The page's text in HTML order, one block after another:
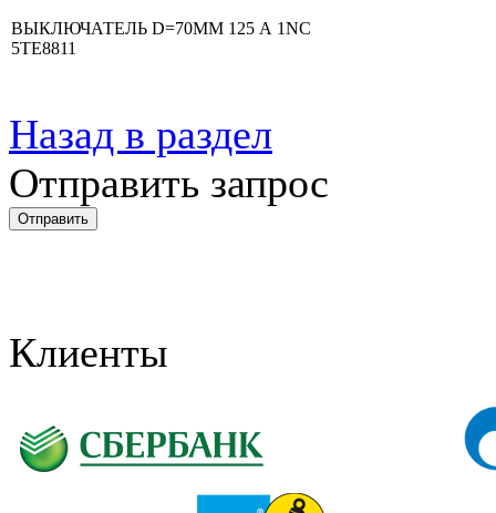
ВЫКЛЮЧАТЕЛЬ D=70ММ 125 А 1NC
5TE8811
Назад в раздел
Отправить запрос
Клиенты